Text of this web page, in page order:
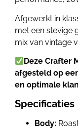
Afgewerkt in
met een stevige
mix van vintage
Deze Crafter
afgesteld op
en optimale
Specificaties
Body: